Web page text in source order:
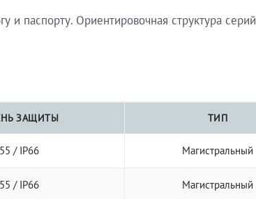
и паспорту. Ориентировочная структура серий
ЗАЩИТЫ ТИП
/ IP66 Магистральный
/ IP66 Магистральный